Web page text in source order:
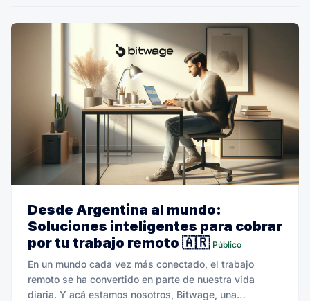
Desde Argentina al mundo:
Soluciones inteligentes para cobrar
por tu trabajo remoto 🇦🇷 Público
En un mundo cada vez más conectado, el trabajo
remoto se ha convertido en parte de nuestra vida
diaria. Y acá estamos nosotros, Bitwage, una